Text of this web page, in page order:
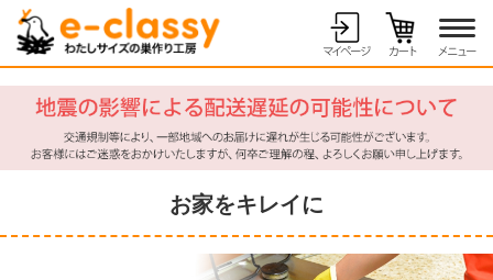
お家をキレイに
ただいまのご注文は、8月10日（月）
に発送！（在庫状況によ
ります）